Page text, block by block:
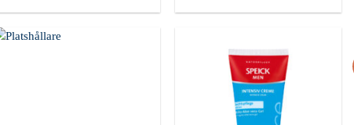
priset
priset